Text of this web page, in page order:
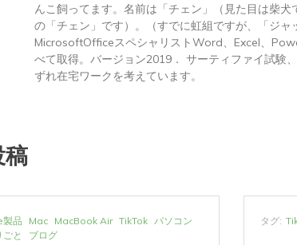
んこ飼ってます。名前は「チェン」（見た目は柴
の「チェン」です）。（すでに虹組ですが、「ジャ
MicrosoftOfficeスペシャリストWord、Excel、
べて取得。バージョン2019． サーティファイ試
ずれ在宅ワークを考えています。
稿
品 Mac MacBook Air TikTok パソコン
と
ブログ
タグ: